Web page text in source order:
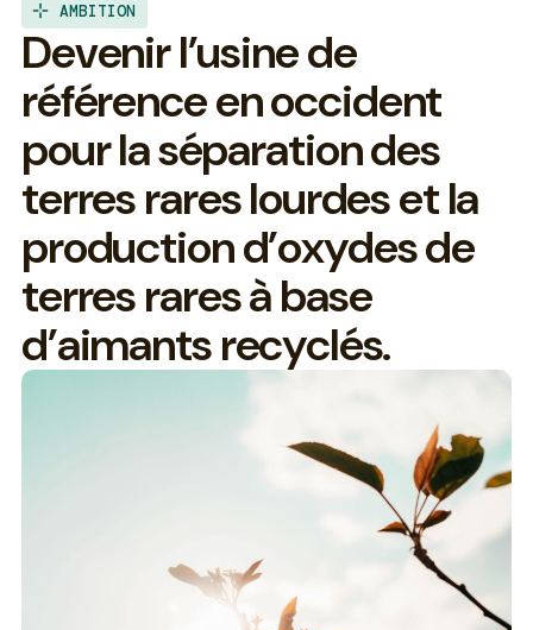
AMBITION
Devenirl’usinede
référenceenoccident
pourlaséparationdes
terresrareslourdesetla
productiond’oxydesde
terresraresàbase
d’aimantsrecyclés.